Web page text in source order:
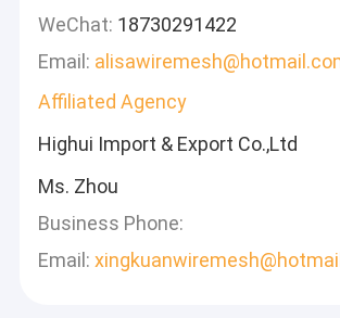
WeChat: 18730291422
Email:
Affiliated Agency
Highui Import & Export Co.,Ltd
Ms. Zhou
Business Phone:
Email: